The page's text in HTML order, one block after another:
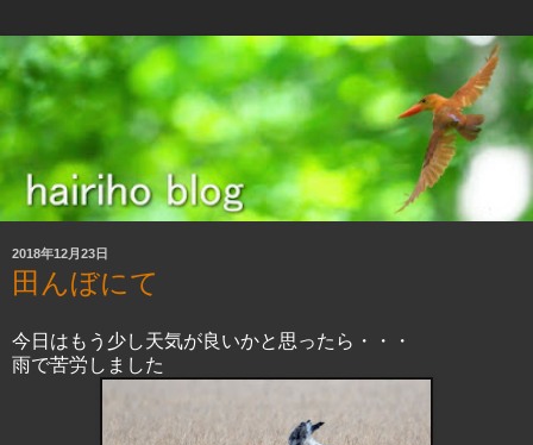
2018年12月23日
田んぼにて
今日はもう少し天気が良いかと思ったら・・・
雨で苦労しました